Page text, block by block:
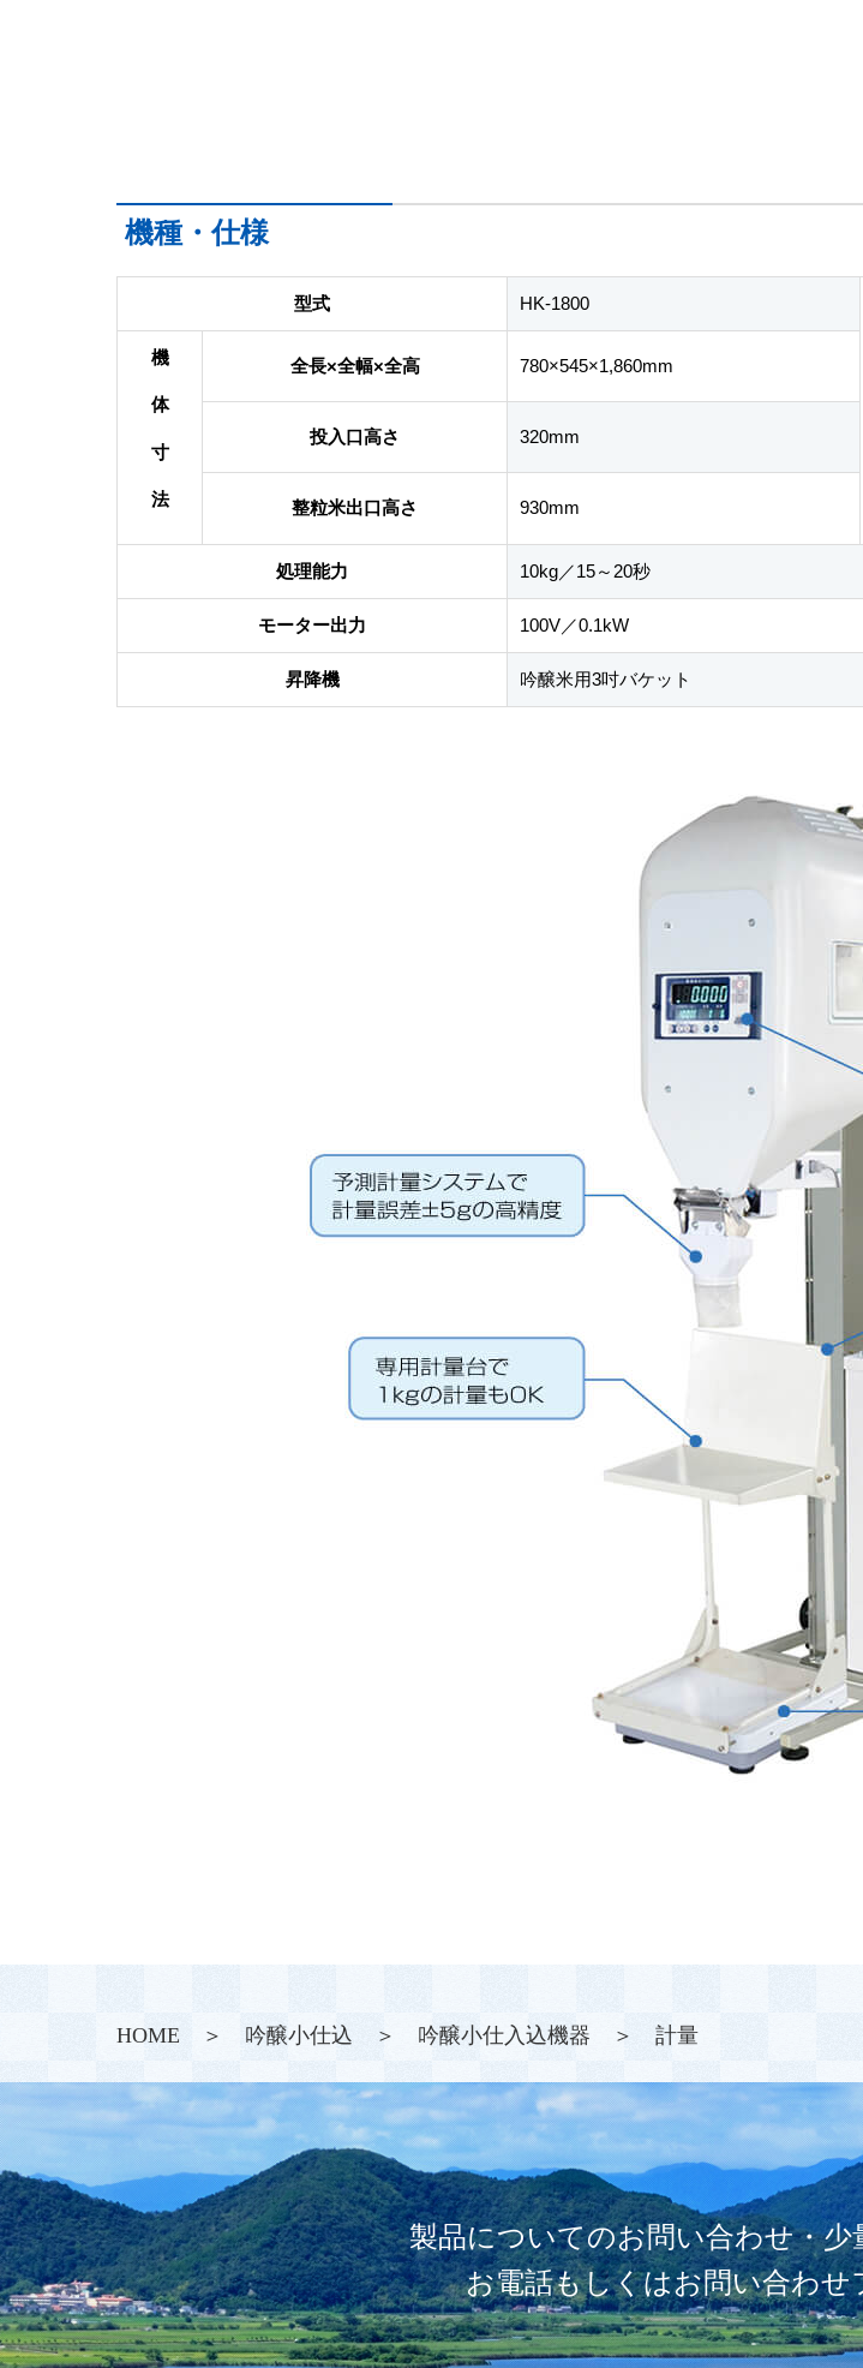
機種・仕様
型式 HK-1800
機
体
寸
法
全長×全幅×全高 780×545×1,860mm
投入口高さ 320mm
整粒米出口高さ 930mm
処理能力 10kg／15～20秒
モーター出力 100V／0.1kW
昇降機 吟醸米用3吋バケット
HOME ＞ 吟醸小仕込 ＞ 吟醸小仕入込機器 ＞ 計量
製品についてのお問い合わせ・
お電話もしくはお問い合わ